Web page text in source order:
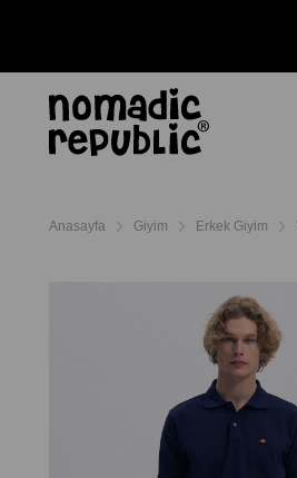
Anasayfa Giyim Erkek Giyim